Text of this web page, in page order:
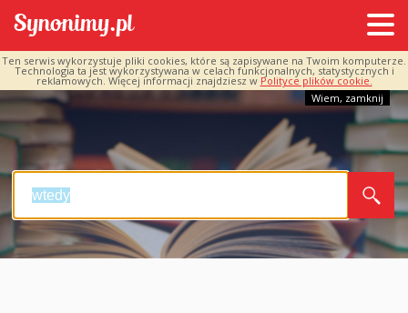
Ten serwis wykorzystuje pliki cookies, które są zapisywane na Twoim komputerze.
Technologia ta jest wykorzystywana w celach funkcjonalnych, statystycznych i
reklamowych. Więcej informacji znajdziesz w Polityce plików cookie.
Wiem, zamknij